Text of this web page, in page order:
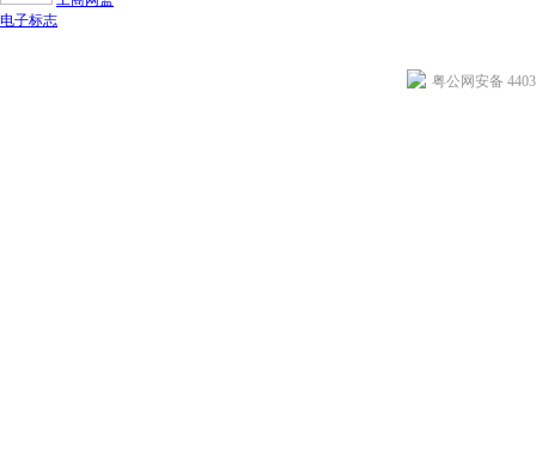
电子标志
粤公网安备